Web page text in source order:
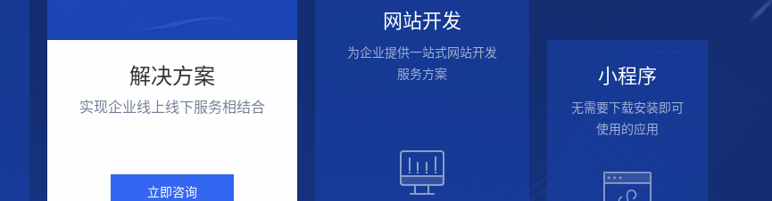
解决方案
实现企业线上线下服务相结合
立即咨询
网站开发
为企业提供一站式网站开发
服务方案
小程序
无需要下载安装即可
使用的应用